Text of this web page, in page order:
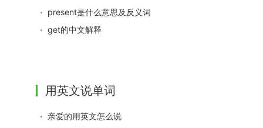
present是什么意思及反义词
get的中文解释
用英文说单词
亲爱的用英文怎么说